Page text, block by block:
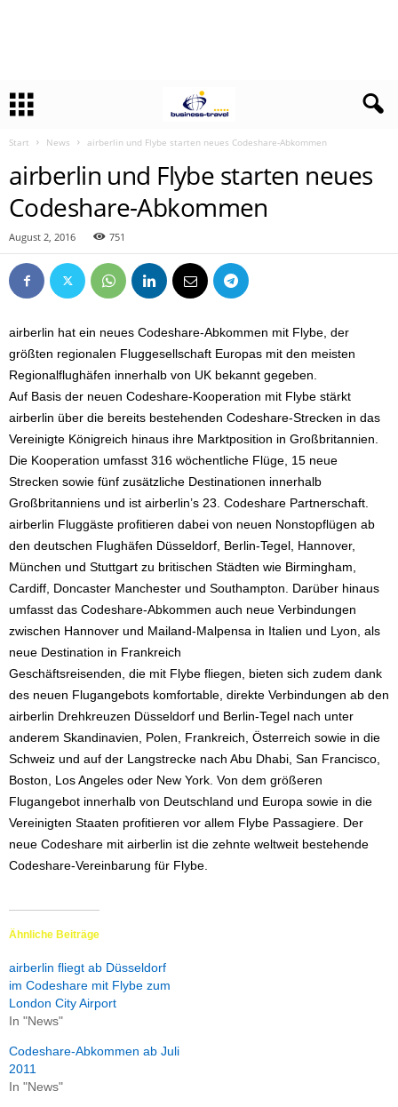
Start News airberlin und Flybe starten neues Codeshare-Abkommen
airberlin und Flybe starten neues
Codeshare-Abkommen
August 2, 2016 751
airberlin hat ein neues Codeshare-Abkommen mit Flybe, der
größten regionalen Fluggesellschaft Europas mit den meisten
Regionalflughäfen innerhalb von UK bekannt gegeben.
Auf Basis der neuen Codeshare-Kooperation mit Flybe stärkt
airberlin über die bereits bestehenden Codeshare-Strecken in das
Vereinigte Königreich hinaus ihre Marktposition in Großbritannien.
Die Kooperation umfasst 316 wöchentliche Flüge, 15 neue
Strecken sowie fünf zusätzliche Destinationen innerhalb
Großbritanniens und ist airberlin’s 23. Codeshare Partnerschaft.
airberlin Fluggäste profitieren dabei von neuen Nonstopflügen ab
den deutschen Flughäfen Düsseldorf, Berlin-Tegel, Hannover,
München und Stuttgart zu britischen Städten wie Birmingham,
Cardiff, Doncaster Manchester und Southampton. Darüber hinaus
umfasst das Codeshare-Abkommen auch neue Verbindungen
zwischen Hannover und Mailand-Malpensa in Italien und Lyon, als
neue Destination in Frankreich
Geschäftsreisenden, die mit Flybe fliegen, bieten sich zudem dank
des neuen Flugangebots komfortable, direkte Verbindungen ab den
airberlin Drehkreuzen Düsseldorf und Berlin-Tegel nach unter
anderem Skandinavien, Polen, Frankreich, Österreich sowie in die
Schweiz und auf der Langstrecke nach Abu Dhabi, San Francisco,
Boston, Los Angeles oder New York. Von dem größeren
Flugangebot innerhalb von Deutschland und Europa sowie in die
Vereinigten Staaten profitieren vor allem Flybe Passagiere. Der
neue Codeshare mit airberlin ist die zehnte weltweit bestehende
Codeshare-Vereinbarung für Flybe.
Ähnliche Beiträge
airberlin fliegt ab Düsseldorf
im Codeshare mit Flybe zum
London City Airport
In "News"
Codeshare-Abkommen ab Juli
2011
In "News"